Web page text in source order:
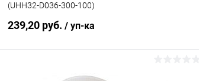
(UHH32-D036-300-100)
239,20 руб. / уп-ка
В корзину